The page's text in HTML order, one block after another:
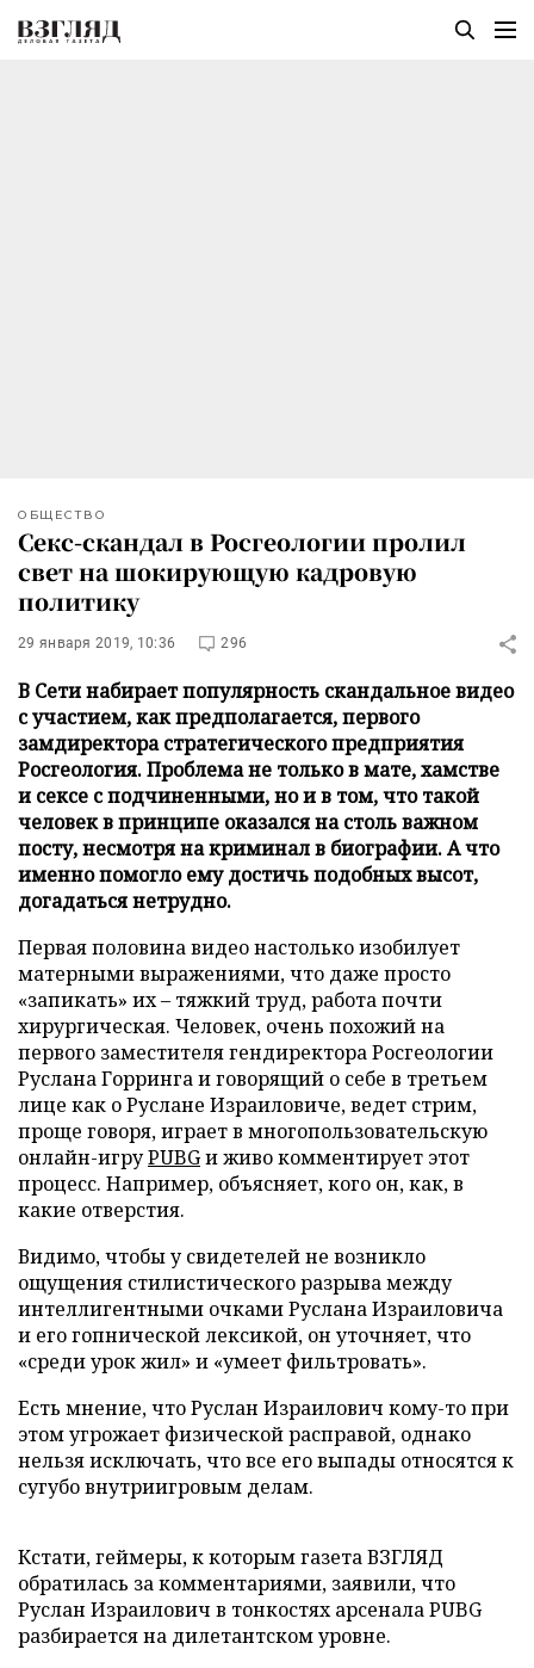
ОБЩЕСТВО
Секс-скандал в Росгеологии пролил
свет на шокирующую кадровую
политику
29 января 2019, 10:36 296
В Сети набирает популярность скандальное видео
с участием, как предполагается, первого
замдиректора стратегического предприятия
Росгеология. Проблема не только в мате, хамстве
и сексе с подчиненными, но и в том, что такой
человек в принципе оказался на столь важном
посту, несмотря на криминал в биографии. А что
именно помогло ему достичь подобных высот,
догадаться нетрудно.
Первая половина видео настолько изобилует
матерными выражениями, что даже просто
«запикать» их – тяжкий труд, работа почти
хирургическая. Человек, очень похожий на
первого заместителя гендиректора Росгеологии
Руслана Горринга и говорящий о себе в третьем
лице как о Руслане Израиловиче, ведет стрим,
проще говоря, играет в многопользовательскую
онлайн-игруPUBGи живо комментирует этот
процесс. Например, объясняет, кого он, как, в
какие отверстия.
Видимо, чтобы у свидетелей не возникло
ощущения стилистического разрыва между
интеллигентными очками Руслана Израиловича
и его гопнической лексикой, он уточняет, что
«среди урок жил» и «умеет фильтровать».
Есть мнение, что Руслан Израилович кому-то при
этом угрожает физической расправой, однако
нельзя исключать, что все его выпады относятся к
сугубо внутриигровым делам.
Кстати, геймеры, к которым газета ВЗГЛЯД
обратилась за комментариями, заявили, что
Руслан Израилович в тонкостях арсенала PUBG
разбирается на дилетантском уровне.